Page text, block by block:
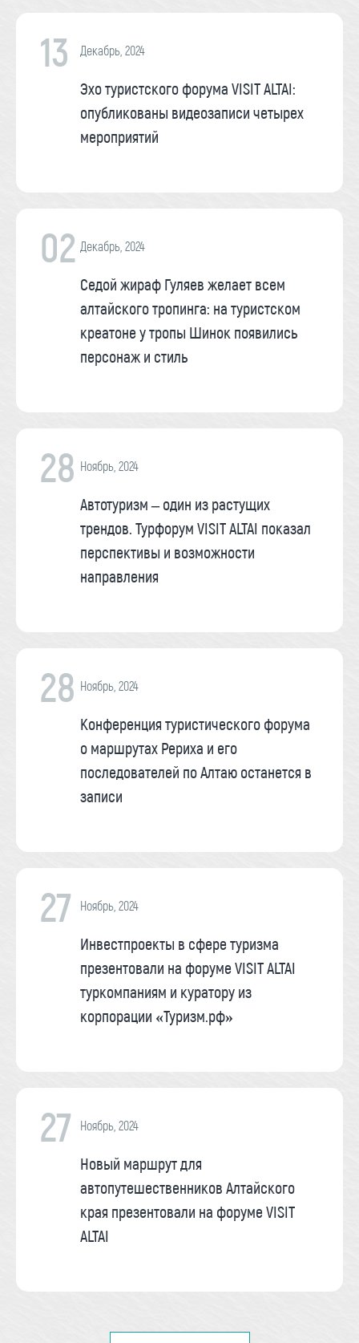
13 Декабрь, 2024
Эхо туристского форума VISIT ALTAI:
опубликованы видеозаписи четырех
мероприятий
02 Декабрь, 2024
Седой жираф Гуляев желает всем
алтайского тропинга: на туристском
креатоне у тропы Шинок появились
персонаж и стиль
28 Ноябрь, 2024
Автотуризм – один из растущих
трендов. Турфорум VISIT ALTAI показал
перспективы и возможности
направления
28 Ноябрь, 2024
Конференция туристического форума
о маршрутах Рериха и его
последователей по Алтаю останется в
записи
27 Ноябрь, 2024
Инвестпроекты в сфере туризма
презентовали на форуме VISIT ALTAI
туркомпаниям и куратору из
корпорации «Туризм.рф»
27 Ноябрь, 2024
Новый маршрут для
автопутешественников Алтайского
края презентовали на форуме VISIT
ALTAI